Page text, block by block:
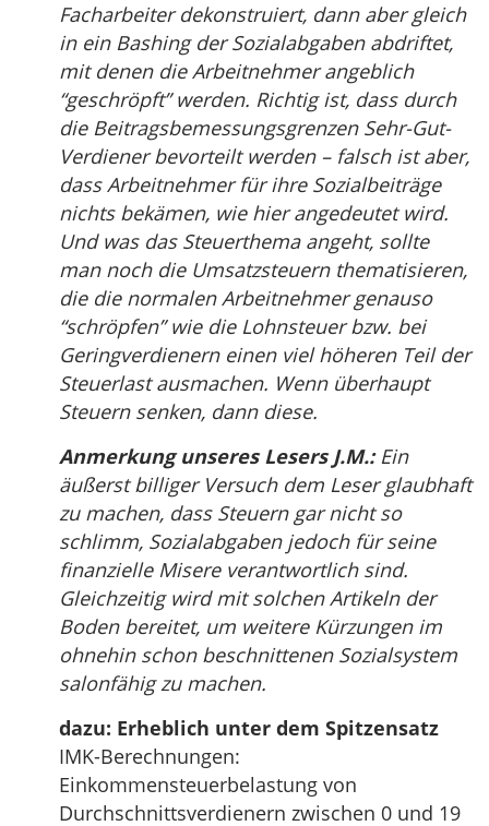
Facharbeiter dekonstruiert, dann aber gleich
in ein Bashing der Sozialabgaben abdriftet,
mit denen die Arbeitnehmer angeblich
“geschröpft” werden. Richtig ist, dass durch
die Beitragsbemessungsgrenzen Sehr-Gut-
Verdiener bevorteilt werden – falsch ist aber,
dass Arbeitnehmer für ihre Sozialbeiträge
nichts bekämen, wie hier angedeutet wird.
Und was das Steuerthema angeht, sollte
man noch die Umsatzsteuern thematisieren,
die die normalen Arbeitnehmer genauso
“schröpfen” wie die Lohnsteuer bzw. bei
Geringverdienern einen viel höheren Teil der
Steuerlast ausmachen. Wenn überhaupt
Steuern senken, dann diese.
Anmerkung unseres Lesers J.M.:Ein
äußerst billiger Versuch dem Leser glaubhaft
zu machen, dass Steuern gar nicht so
schlimm, Sozialabgaben jedoch für seine
finanzielle Misere verantwortlich sind.
Gleichzeitig wird mit solchen Artikeln der
Boden bereitet, um weitere Kürzungen im
ohnehin schon beschnittenen Sozialsystem
salonfähig zu machen.
dazu: Erheblich unter dem Spitzensatz
IMK-Berechnungen:
Einkommensteuerbelastung von
Durchschnittsverdienern zwischen 0 und 19